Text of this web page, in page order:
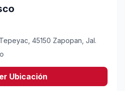
45150 Zapopan, Jal.
Ubicación